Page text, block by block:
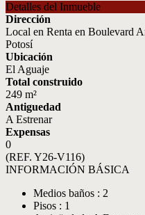
Detalles del Inmueble
Dirección
Local en Renta en Boulevard
Potosí
Ubicación
El Aguaje
Total construido
249 m²
Antiguedad
A Estrenar
Expensas
0
(REF. Y26-V116)
INFORMACIÓN BÁSICA
Medios baños : 2
Pisos : 1